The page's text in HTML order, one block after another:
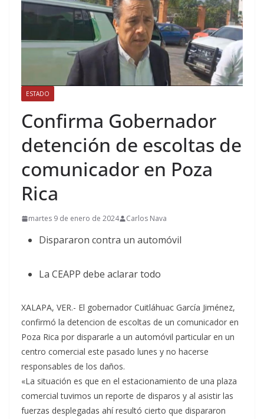
ESTADO
Confirma Gobernador
detención de escoltas de
comunicador en Poza
Rica
martes 9 de enero de 2024 Carlos Nava
Dispararon contra un automóvil
La CEAPP debe aclarar todo
XALAPA, VER.- El gobernador Cuitláhuac García Jiménez,
confirmó la detencion de escoltas de un comunicador en
Poza Rica por dispararle a un automóvil particular en un
centro comercial este pasado lunes y no hacerse
responsables de los daños.
«La situación es que en el estacionamiento de una plaza
comercial tuvimos un reporte de disparos y al asistir las
fuerzas desplegadas ahí resultó cierto que dispararon